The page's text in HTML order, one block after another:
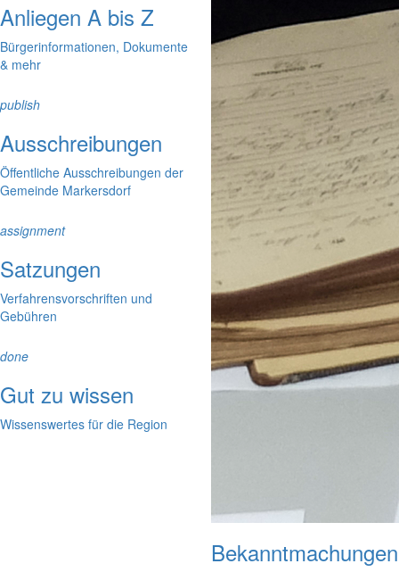
Anliegen A bis Z
Bürgerinformationen, Dokumente
& mehr
Bekanntmachungen
publish
Ausschreibungen
Öffentliche Ausschreibungen der
Gemeinde Markersdorf
assignment
Satzungen
Verfahrensvorschriften und
Gebühren
done
Gut zu wissen
Wissenswertes für die Region